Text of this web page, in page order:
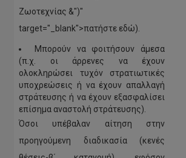
Ζωοτεχνίας &")"
target="_blank">πατήστε εδώ).
Μπορούν να φοιτήσουν άμεσα
(π.χ. οι άρρενες να έχουν
ολοκληρώσει τυχόν στρατιωτικές
υποχρεώσεις ή να έχουν απαλλαγή
στράτευσης ή να έχουν εξασφαλίσει
επίσημα αναστολή στράτευσης).
Όσοι υπέβαλαν αίτηση στην
προηγούμενη διαδικασία (κενές